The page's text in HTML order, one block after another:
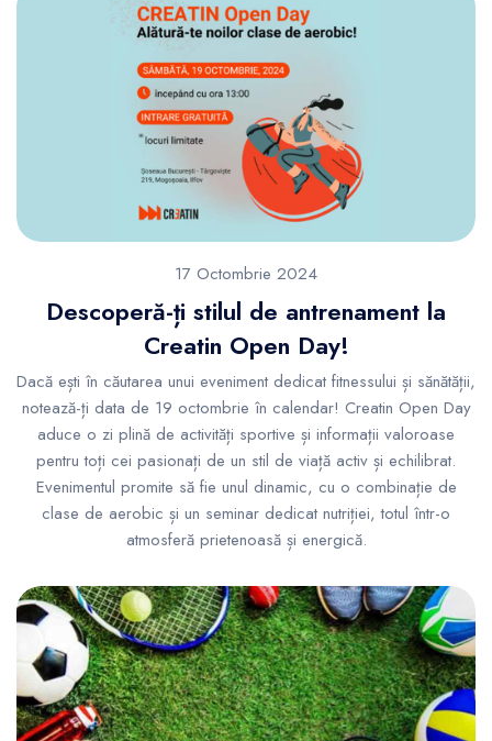
17 Octombrie 2024
Descoperă-ți stilul de antrenament la
Creatin Open Day!
Dacă ești în căutarea unui eveniment dedicat fitnessului și sănătății,
notează-ți data de 19 octombrie în calendar! Creatin Open Day
aduce o zi plină de activități sportive și informații valoroase
pentru toți cei pasionați de un stil de viață activ și echilibrat.
Evenimentul promite să fie unul dinamic, cu o combinație de
clase de aerobic și un seminar dedicat nutriției, totul într-o
atmosferă prietenoasă și energică.